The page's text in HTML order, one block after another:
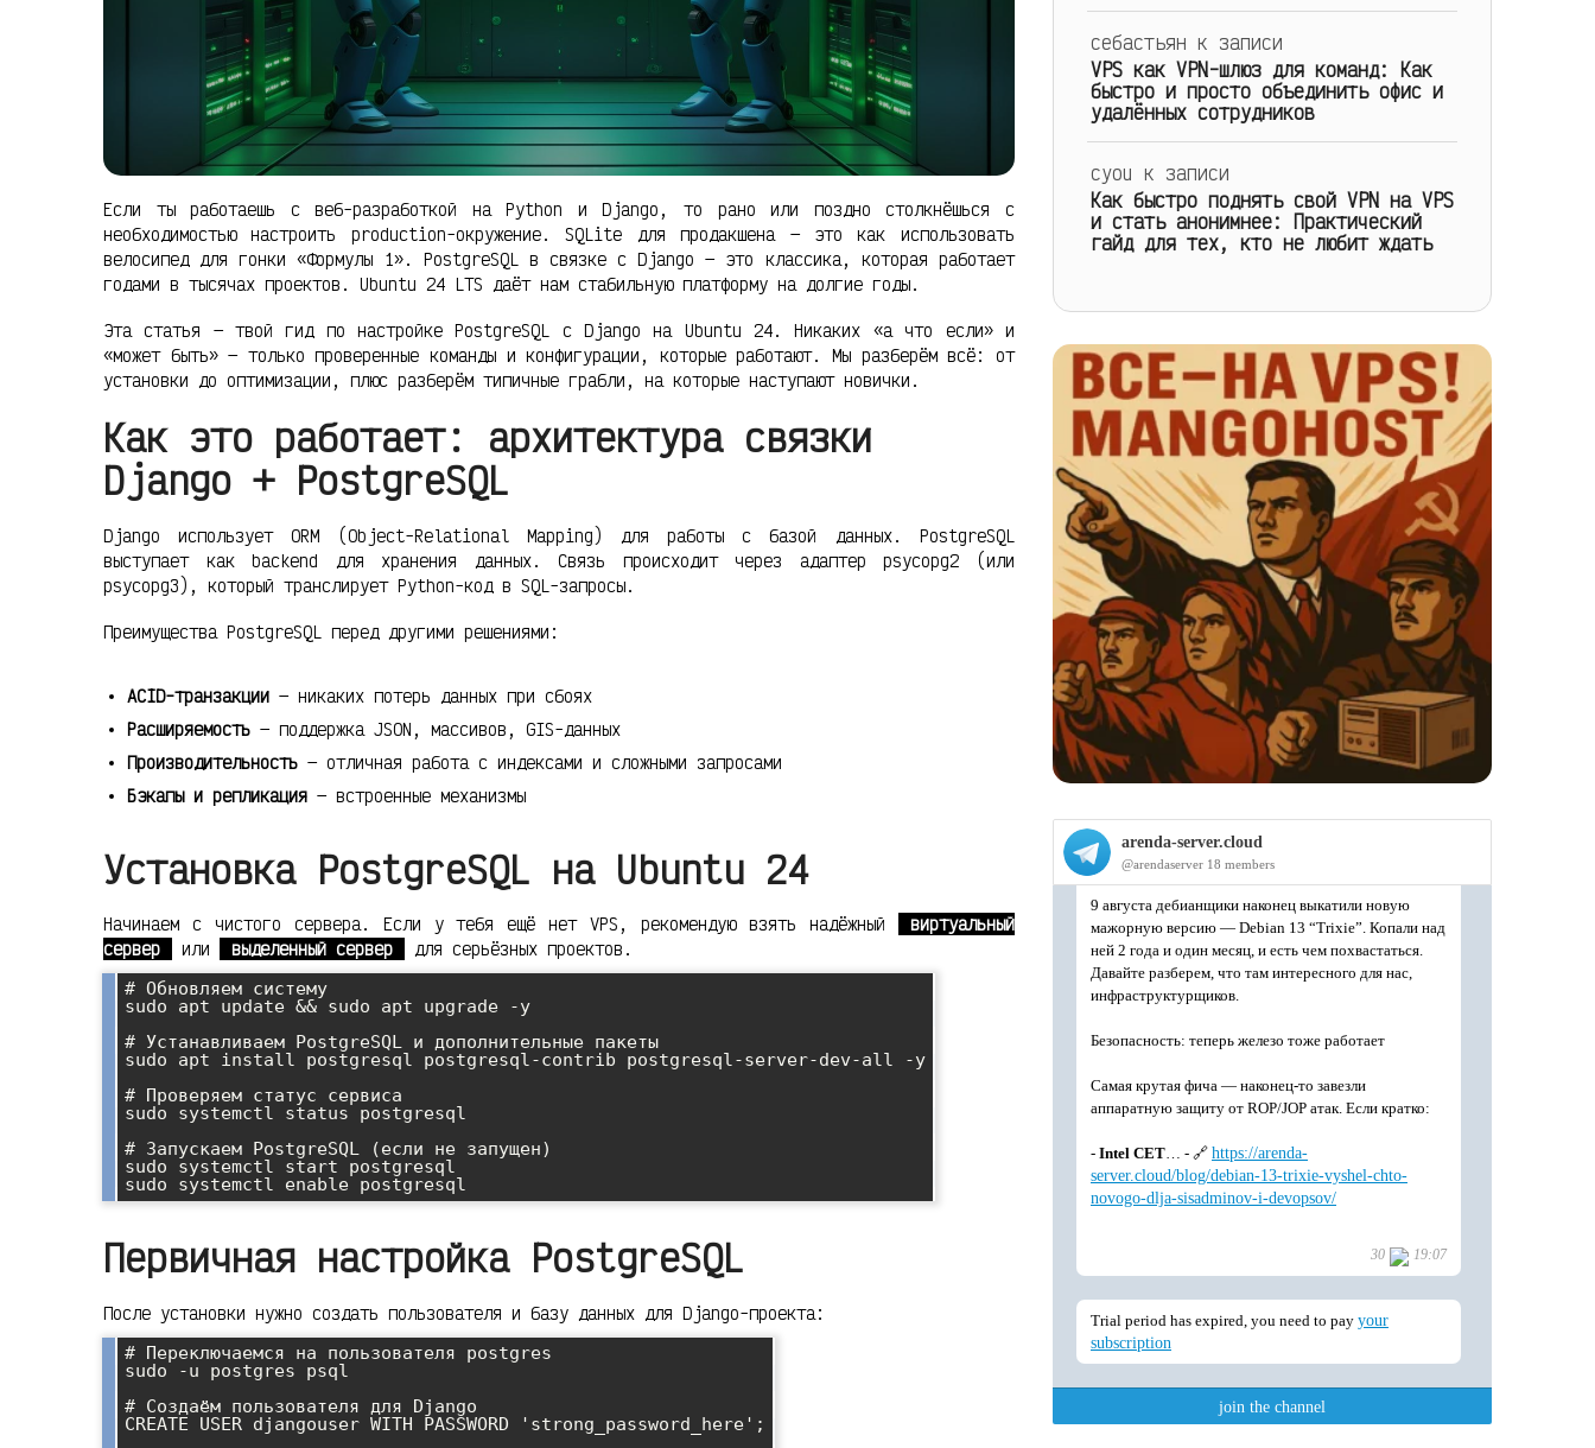
Если ты работаешь с веб-разработкой на Python и Django, то рано или поздно столкнёшься с
необходимостью настроить production-окружение. SQLite для продакшена — это как использовать
велосипед для гонки «Формулы 1». PostgreSQL в связке с Django — это классика, которая работает
годами в тысячах проектов. Ubuntu 24 LTS даёт нам стабильную платформу на долгие годы.
Эта статья — твой гид по настройке PostgreSQL с Django на Ubuntu 24. Никаких «а что если» и
«может быть» — только проверенные команды и конфигурации, которые работают. Мы разберём всё: от
установки до оптимизации, плюс разберём типичные грабли, на которые наступают новички.
Как это работает: архитектура связки
Django + PostgreSQL
Django использует ORM (Object-Relational Mapping) для работы с базой данных. PostgreSQL
выступает как backend для хранения данных. Связь происходит через адаптер psycopg2 (или
psycopg3), который транслирует Python-код в SQL-запросы.
Преимущества PostgreSQL перед другими решениями:
ACID-транзакции — никаких потерь данных при сбоях
Расширяемость — поддержка JSON, массивов, GIS-данных
Производительность — отличная работа с индексами и сложными запросами
Бэкапы и репликация — встроенные механизмы
Установка PostgreSQL на Ubuntu 24
Начинаем с чистого сервера. Если у тебя ещё нет VPS, рекомендую взять надёжный
виртуальный
сервер
или выделенный сервер для серьёзных проектов.
# Обновляем систему
sudo apt update && sudo apt upgrade -y
# Устанавливаем PostgreSQL и дополнительные пакеты
sudo apt install postgresql postgresql-contrib postgresql-server-dev-all -y
# Проверяем статус сервиса
sudo systemctl status postgresql
# Запускаем PostgreSQL (если не запущен)
sudo systemctl start postgresql
Первичная настройка PostgreSQL
После установки нужно создать пользователя и базу данных для Django-проекта:
# Переключаемся на пользователя postgres
sudo -u postgres psql
# Создаём пользователя для Django
CREATE USER djangouser WITH PASSWORD 'strong_password_here';
себастьян к записи
VPS как VPN-шлюз для команд: Как
быстро и просто объединить офис и
удалённых сотрудников
cyou к записи
Как быстро поднять свой VPN на VPS
и стать анонимнее: Практический
гайд для тех, кто не любит ждать